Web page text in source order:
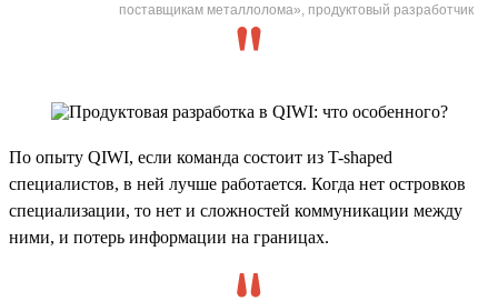
поставщикам металлолома», продуктовый разработчик
По опыту QIWI, если команда состоит из T-shaped
специалистов, в ней лучше работается. Когда нет островков
специализации, то нет и сложностей коммуникации между
ними, и потерь информации на границах.